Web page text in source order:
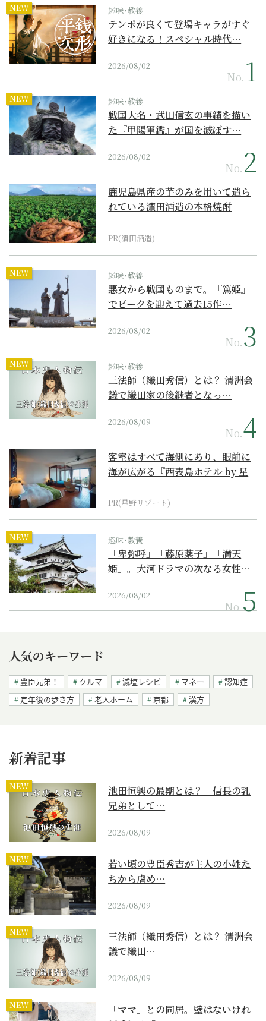
NEW 趣味･教養
テンポが良くて登場キャラがすぐ
好きになる！スペシャル時代…
2026/08/02
No.
NEW 趣味･教養
戦国大名・武田信玄の事績を描い
た『甲陽軍鑑』が国を滅ぼす…
2026/08/02
No.
鹿児島県産の芋のみを用いて造ら
れている濵田酒造の本格焼酎
PR(濵田酒造)
NEW 趣味･教養
悪女から戦国ものまで。『篤姫』
でピークを迎えて過去15作…
2026/08/02
No.
NEW 趣味･教養
三法師（織田秀信）とは？ 清洲会
議で織田家の後継者となっ…
2026/08/09
No.
客室はすべて海側にあり、眼前に
海が広がる『西表島ホテル by 星
PR(星野リゾート)
NEW 趣味･教養
「卑弥呼」「藤原薬子」「満天
姫」。大河ドラマの次なる女性…
2026/08/02
No.
人気のキーワード
豊臣兄弟！ クルマ 減塩レシピ マネー
認知症
定年後の歩き方
老人ホーム 京都 漢方
新着記事
NEW
池田恒興の最期とは？｜信長の乳
兄弟として…
2026/08/09
NEW
若い頃の豊臣秀吉が主人の小姓た
ちから虐め…
2026/08/09
NEW
三法師（織田秀信）とは？ 清洲会
議で織田…
2026/08/09
NEW
「ママ」との同居。壁はないけれ